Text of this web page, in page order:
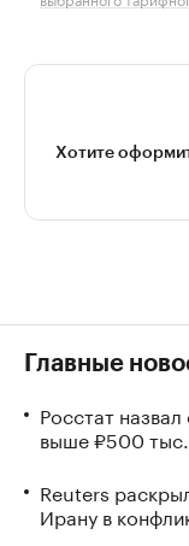
Хотите
Главные
Росстат
выше ₽500 тыс.
Reuters
Ирану в